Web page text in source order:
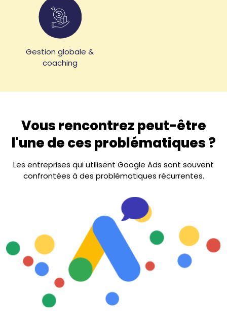
Gestion globale &
coaching
Vous rencontrez peut-être
l'une de ces problématiques ?
Les entreprises qui utilisent Google Ads sont souvent
confrontées à des problématiques récurrentes.